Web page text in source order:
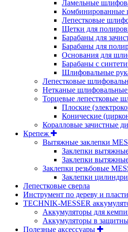
Ламельные
Комбинированные
Лепестковые
Щетки для
Барабаны для
Барабаны для
Основания для
Барабаны с
Шлифовальные
Лепестковые
Нетканые шлифовальные
Торцевые лепестковые
Плоские
Конические
Коралловые зачистные
Крепеж
Вытяжные заклепки
Заклепки
Заклепки
Заклепки резьбовые
Заклепки
Лепестковые сверла
Инструмент по дереву и
TECHNIK-MESSER
Аккумуляторы для
Аккумуляторы в
Полезные аксессуары